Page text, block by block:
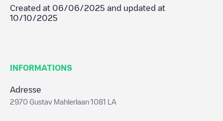
Created at 06/06/2025 and updated at
10/10/2025
INFORMATIONS
Adresse
2970 Gustav Mahlerlaan 1081 LA